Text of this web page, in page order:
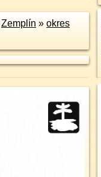
Zemplín » okres